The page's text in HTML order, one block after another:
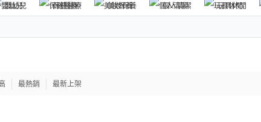
嬰幼兒 保健醫療 美妝保養 個人清潔 玩具休閒
最熱銷 最新上架